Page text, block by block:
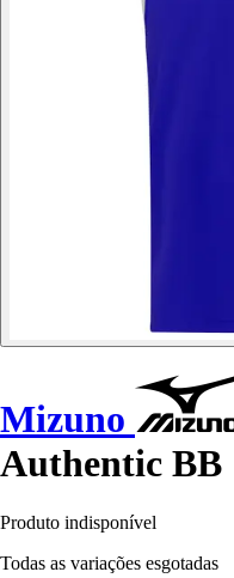
Mizuno
Authentic BB
Produto indisponível
Todas as variações esgotadas